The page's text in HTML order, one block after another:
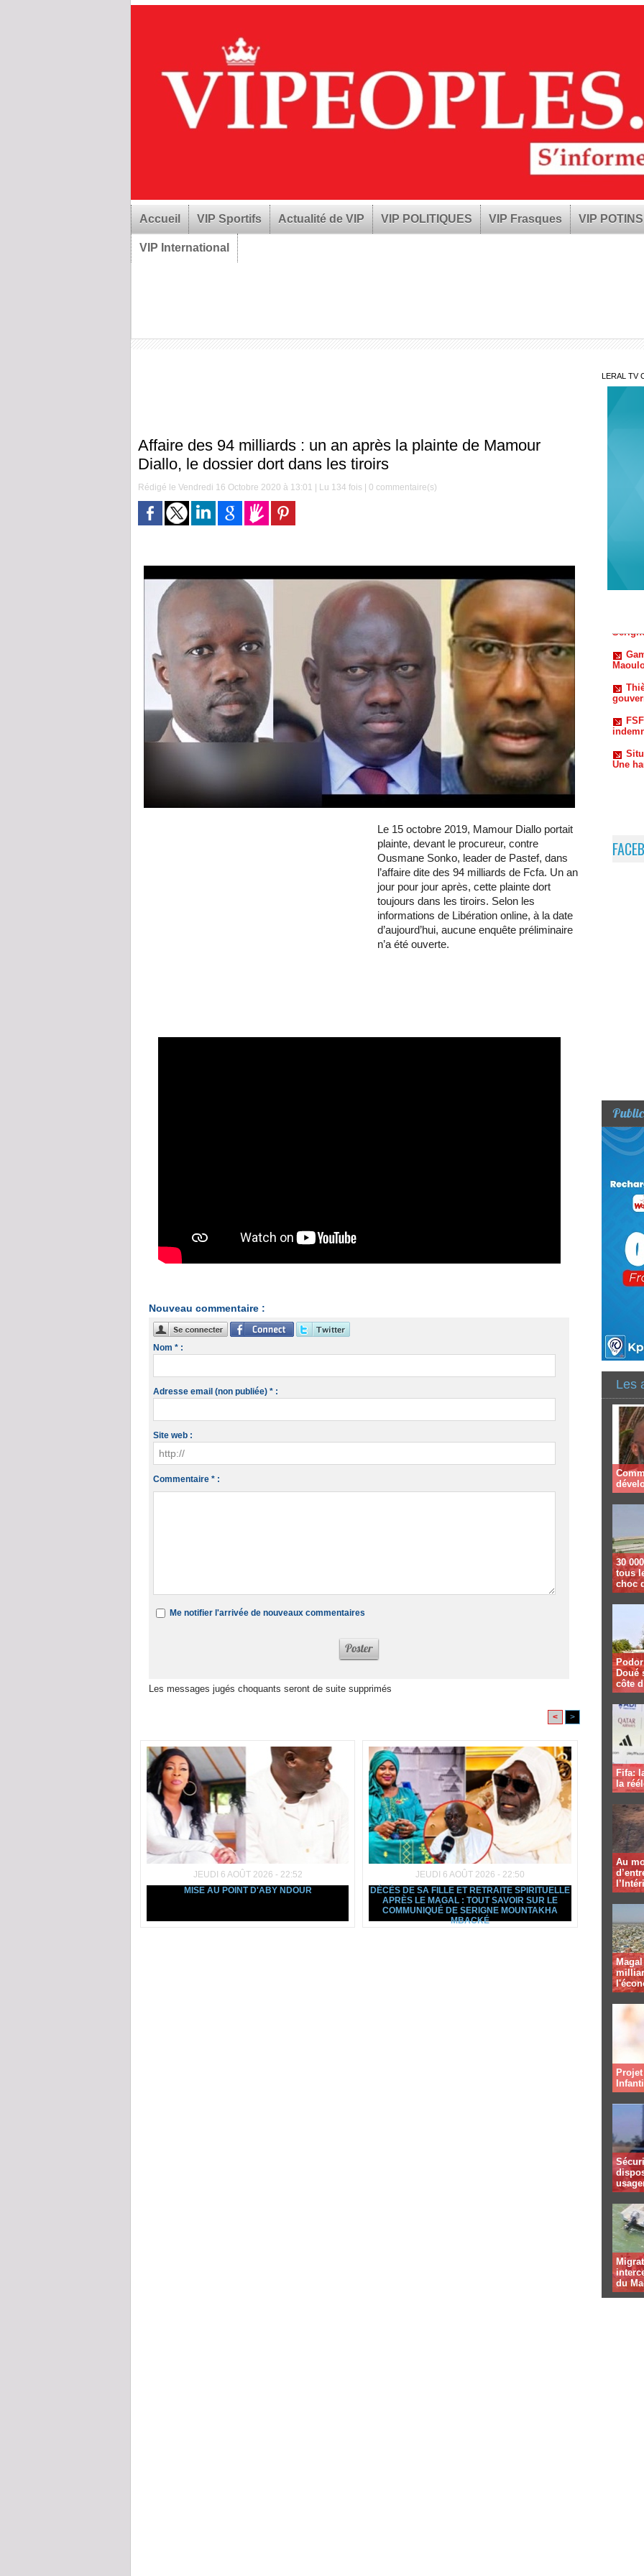
Accueil VIP Sportifs Actualité de VIP VIP POLITIQUES VIP Frasques VIP POTINS
VIP International
Affaire des 94 milliards : un an après la plainte de Mamour
Diallo, le dossier dort dans les tiroirs
Rédigé le Vendredi 16 Octobre 2020 à 13:01 | Lu 134 fois | 0 commentaire(s)
Le 15 octobre 2019, Mamour Diallo portait
plainte, devant le procureur, contre
Ousmane Sonko, leader de Pastef, dans
l’affaire dite des 94 milliards de Fcfa. Un an
jour pour jour après, cette plainte dort
toujours dans les tiroirs. Selon les
informations de Libération online, à la date
d’aujourd’hui, aucune enquête préliminaire
n’a été ouverte.
Nouveau commentaire :
Nom * :
Adresse email (non publiée) * :
Site web :
Commentaire * :
Me notifier l'arrivée de nouveaux commentaires
Les messages jugés choquants seront de suite supprimés
< >
JEUDI 6 AOÛT 2026 - 22:52
MISE AU POINT D'ABY NDOUR
JEUDI 6 AOÛT 2026 - 22:50
DÉCÈS DE SA FILLE ET RETRAITE SPIRITUELLE
APRÈS LE MAGAL : TOUT SAVOIR SUR LE
COMMUNIQUÉ DE SERIGNE MOUNTAKHA
MBACKÉ
LERAL TV
Une
Les
30
tous
choc
Doué
côte
Fifa:
la
Au
du